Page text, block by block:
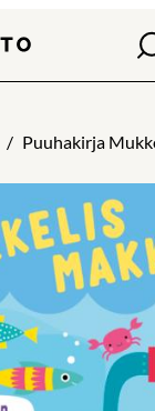
Puuhakirja